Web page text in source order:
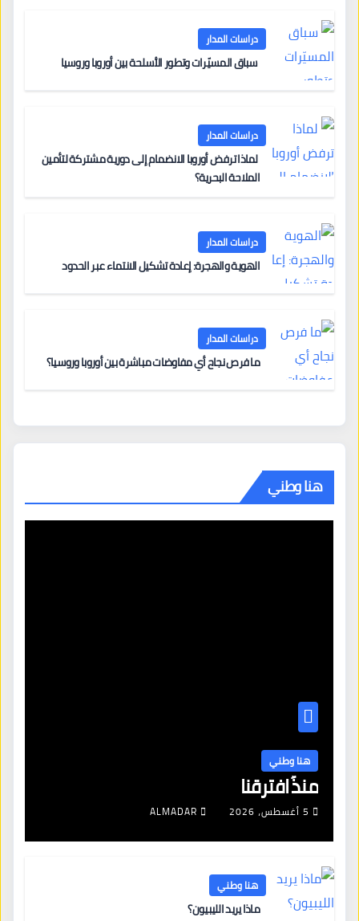
دراسات المدار
سباق المسيّرات وتطور الأسلحة بين أوروبا وروسيا
دراسات المدار
لماذا ترفض أوروبا الانضمام إلى دورية مشتركة لتأمين
الملاحة البحرية؟
دراسات المدار
الهوية والهجرة: إعادة تشكيل الانتماء عبر الحدود
دراسات المدار
ما فرص نجاح أي مفاوضات مباشرة بين أوروبا وروسيا؟
هنا وطني
هنا وطني
منذُ افترقنا
5 أغسطس، 2026 ALMADAR
هنا وطني
ماذا يريد الليبيون؟